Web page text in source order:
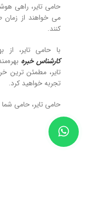
حامی تایر، راهی
می خواهند از زمان
کنند.
با حامی تایر، از
کارشناس خبره
تایر، مطمئن ترین
تجربه خواهید کرد.
حامی تایر، حامی شما